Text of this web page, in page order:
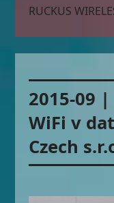
RUCKUS
2015-09
WiFi v
Czech